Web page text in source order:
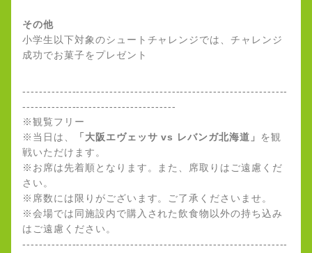
その他
小学生以下対象のシュートチャレンジでは、チャレンジ
成功でお菓子をプレゼント
----------------------------------------------------------------
-------------------------------------
※観覧フリー
※当日は、
「大阪エヴェッサ vs レバンガ北海道」
を観
戦いただけます。
※お席は先着順となります。また、席取りはご遠慮くだ
さい。
※席数には限りがございます。ご了承くださいませ。
※会場では同施設内で購入された飲食物以外の持ち込み
はご遠慮ください。
----------------------------------------------------------------